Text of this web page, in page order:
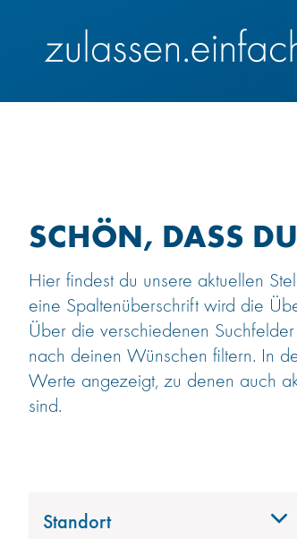
SCHÖN, DASS
Hier findest du unsere aktuellen
eine Spaltenüberschrift wird die
Über die verschiedenen
nach deinen Wünschen filtern. In
Werte angezeigt, zu denen auch
sind.
Standort